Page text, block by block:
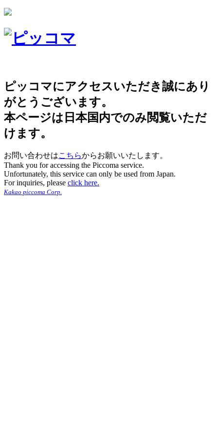
ピッコマにアクセスいただき誠にあり
がとうございます。
本ページは日本国内でのみ閲覧いただ
けます。
お問い合わせはこちらからお願いいたします。
Thank you for accessing the Piccoma service.
Unfortunately, this service can only be used from Japan.
For inquiries, please click here.
Kakao piccoma Corp.